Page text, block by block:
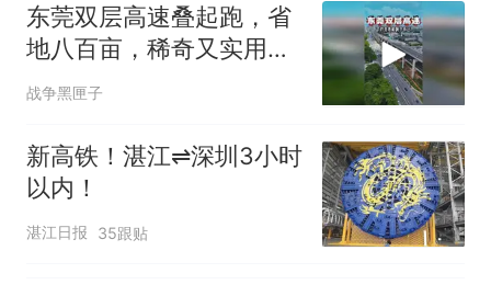
东莞双层高速叠起跑，省
地八百亩，稀奇又实用，
真的震撼
战争黑匣子
新高铁！湛江⇌深圳3小时
以内！
湛江日报 35跟贴